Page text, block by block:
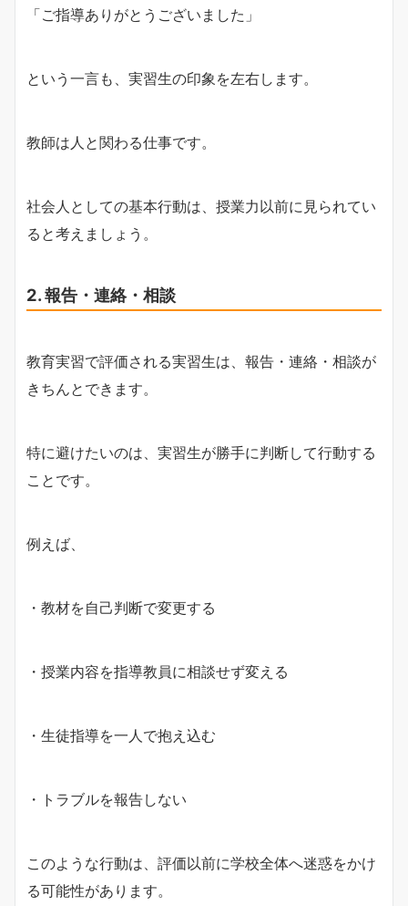
「ご指導ありがとうございました」
という一言も、実習生の印象を左右します。
教師は人と関わる仕事です。
社会人としての基本行動は、授業力以前に見られてい
ると考えましょう。
2. 報告・連絡・相談
教育実習で評価される実習生は、報告・連絡・相談が
きちんとできます。
特に避けたいのは、実習生が勝手に判断して行動する
ことです。
例えば、
・教材を自己判断で変更する
・授業内容を指導教員に相談せず変える
・生徒指導を一人で抱え込む
・トラブルを報告しない
このような行動は、評価以前に学校全体へ迷惑をかけ
る可能性があります。